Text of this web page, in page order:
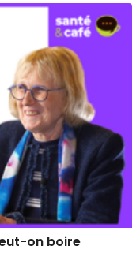
on boire